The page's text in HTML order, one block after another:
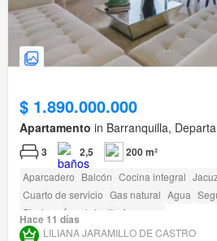
$ 1.890.000.000
Apartamento in Barranquilla,
3 2,5 200 m²
Aparcadero Balcón Cocina integral
Cuarto de servicio Gas natural Agua
Piscina
Área infantil Ascensor
Hace 11 días
LILIANA JARAMILLO DE CASTRO